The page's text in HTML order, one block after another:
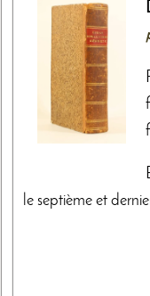
le septième et